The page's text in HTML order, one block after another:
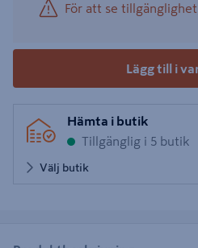
För att se
Lägg till i
Hämta i butik
Tillgänglig i 5 butik
Välj butik